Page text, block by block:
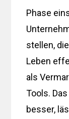
Phase
stellen,
Leben
als
Tools.
besser,